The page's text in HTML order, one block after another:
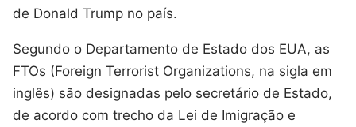
de Donald Trump no país.
Segundo o Departamento de Estado dos EUA, as
FTOs (Foreign Terrorist Organizations, na sigla em
inglês) são designadas pelo secretário de Estado,
de acordo com trecho da Lei de Imigração e